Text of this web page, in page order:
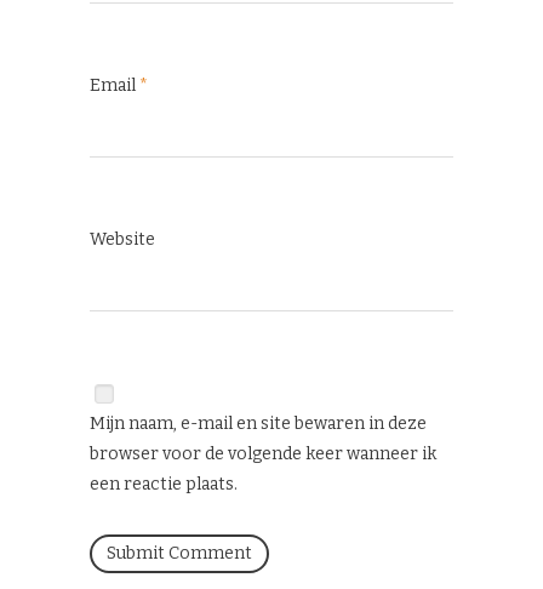
Email *
Website
Mijn naam, e-mail en site bewaren in deze
browser voor de volgende keer wanneer ik
een reactie plaats.